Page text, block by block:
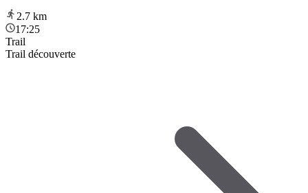
2.7 km
17:25
Trail
Trail découverte